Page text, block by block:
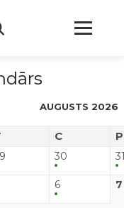
AUGUSTS 2026
C
30
6 7